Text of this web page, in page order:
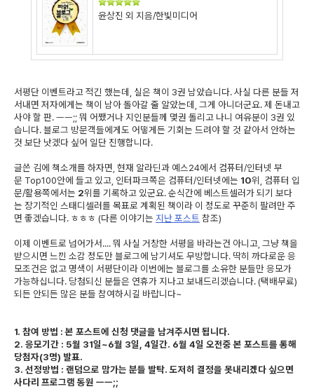
윤상진 외 지음/한빛미디어
서평단 이벤트라고 적긴 했는데, 실은 책이 3권 남았습니다. 사실 다른 분들 저
서내면 저자에게는 책이 남아 돌아갈 줄 알았는데, 그게 아니더군요. 제 돈내고
사야 할 판. ㅡㅡ;; 뭐 어쨌거나 지인분들께 몇권 돌리고 나니 여유분이 3권 있
습니다. 블로그 방문객들에게도 어떻게든 기회는 드려야 할 것 같아서 안하는
것 보단 낫겠다 싶어 일단 진행합니다.
글쓴 김에 책소개를 하자면, 현재 알라딘과 예스24에서 컴퓨터/인터넷 부
문 Top100안에 들고 있고, 인터파크쪽은 컴퓨터/인터넷에는 10위, 컴퓨터 입
문/활용쪽에서는 2위를 기록하고 있군요. 순식간에 베스트셀러가 되기 보다
는 장기적인 스태디셀러를 목표로 계획된 책이라 이 정도로 꾸준히 팔려만 주
면 좋겠습니다. ㅎㅎㅎ (다른 이야기는 지난 포스트 참조)
이제 이벤트로 넘어가서.... 뭐 사실 거창한 서평을 바라는건 아니고, 그냥 책을
받으시면 느낀 소감 정도만 블로그에 남기셔도 무방합니다. 딱히 까다로운 응
모조건은 없고 명색이 서평단이라 이번에는 블로그를 소유한 분들만 응모가
가능하십니다. 당첨되신 분들은 연휴가 지나고 보내드리겠습니다. (택배무료)
되든 안되든 많은 분들 참여하시길 바랍니다~
1. 참여 방법 : 본 포스트에 신청 댓글을 남겨주시면 됩니다.
2. 응모기간 : 5월 31일~6월 3일, 4일간. 6월 4일 오전중 본 포스트를 통해
당첨자(3명) 발표.
3. 선정방법 : 랜덤으로 맘가는 분들 발탁. 도저히 결정을 못내리겠다 싶으면
사다리 프로그램 동원 ㅡㅡ;;